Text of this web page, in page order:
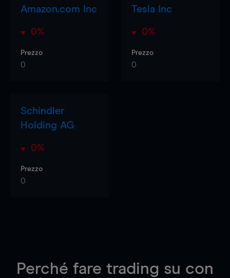
Amazon.com Inc
0%
Prezzo
0
Tesla Inc
0%
Prezzo
0
Schindler
Holding AG
0%
Prezzo
0
Perché fare trading su con